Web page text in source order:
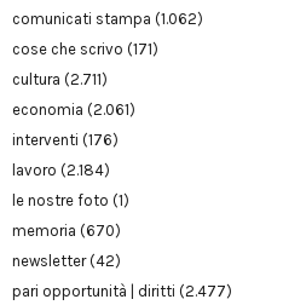
comunicati stampa (1.062)
cose che scrivo (171)
cultura (2.711)
economia (2.061)
interventi (176)
lavoro (2.184)
le nostre foto (1)
memoria (670)
newsletter(42)
pari opportunità | diritti (2.477)